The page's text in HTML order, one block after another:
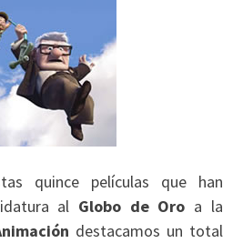
quince películas que han
al Globo de Oro a la
destacamos un total